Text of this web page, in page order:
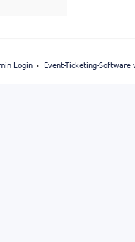
Login Event-Ticketing-Software